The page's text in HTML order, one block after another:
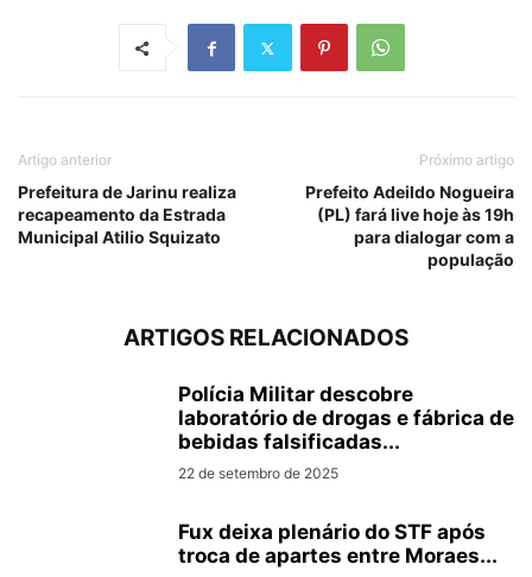
Artigo anterior
Prefeitura de Jarinu realiza
recapeamento da Estrada
Municipal Atilio Squizato
Próximo artigo
Prefeito Adeildo Nogueira
(PL) fará live hoje às 19h
para dialogar com a
população
ARTIGOS RELACIONADOS
Polícia Militar descobre
laboratório de drogas e fábrica de
bebidas falsificadas...
22 de setembro de 2025
Fux deixa plenário do STF após
troca de apartes entre Moraes...